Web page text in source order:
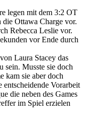
legen mit dem 3:2 OT
die Ottawa Charge vor.
Rebecca Leslie vor.
vor Ende durch
Laura Stacey das
sein. Musste sie doch
kam sie aber doch
Vorarbeit
die neben des Games
im Spiel erzielen